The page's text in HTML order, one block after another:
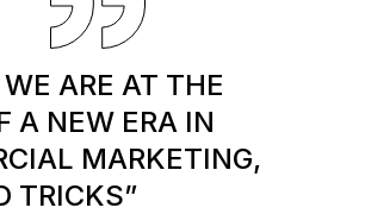
ARE AT THE
A NEW ERA IN
MARKETING,
TRICKS”